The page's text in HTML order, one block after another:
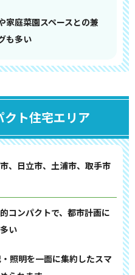
家庭菜園スペースとの兼
も多い
ト住宅エリア
、日立市、土浦市、取手市
コンパクトで、都市計画に
い
照明を一面に集約したスマ